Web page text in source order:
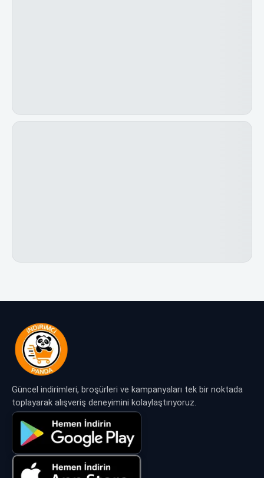
Güncel indirimleri, broşürleri ve kampanyaları tek bir noktada
toplayarak alışveriş deneyimini kolaylaştırıyoruz.